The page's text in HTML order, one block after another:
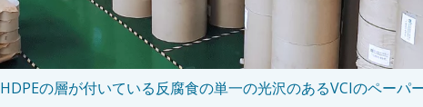
HDPEの層が付いている反腐食の単一の光沢のあるVCIのペーパ